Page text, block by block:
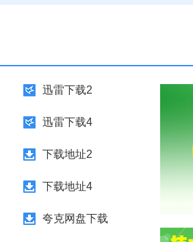
迅雷下载2
迅雷下载4
下载地址2
下载地址4
夸克网盘下载